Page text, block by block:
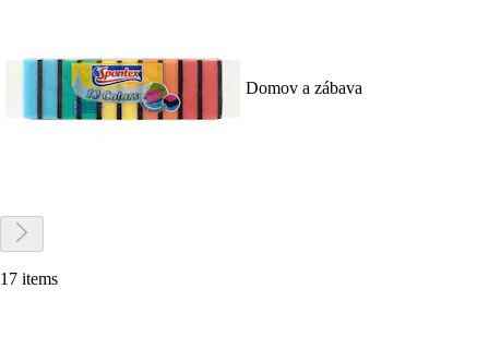
Domov a zábava
17 items